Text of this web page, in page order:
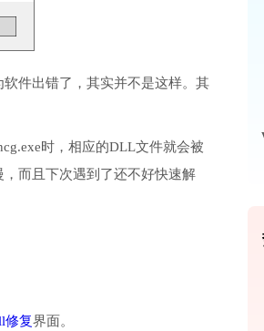
件出错了，其实并不是这样。其
时，相应的DLL文件就会被
而且下次遇到了还不好快速解
修复界面。